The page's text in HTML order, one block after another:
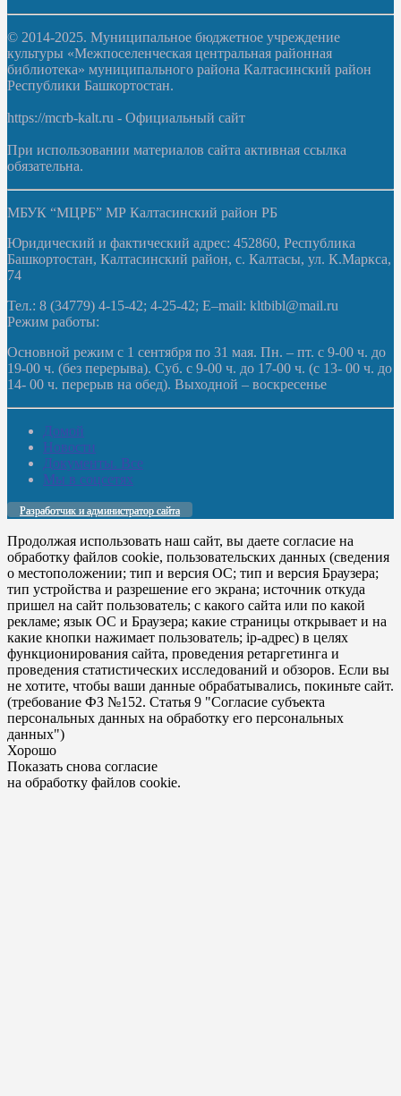
© 2014-2025. Муниципальное бюджетное учреждение
культуры «Межпоселенческая центральная районная
библиотека» муниципального района Калтасинский район
Республики Башкортостан.
https://mcrb-kalt.ru - Официальный сайт
При использовании материалов сайта активная ссылка
обязательна.
МБУК “МЦРБ” МР Калтасинский район РБ
Юридический и фактический адрес: 452860, Республика
Башкортостан, Калтасинский район, с. Калтасы, ул. К.Маркса,
74
Тел.: 8 (34779) 4-15-42; 4-25-42; E–mail: kltbibl@mail.ru
Режим работы:
Основной режим с 1 сентября по 31 мая. Пн. – пт. с 9-00 ч. до
19-00 ч. (без перерыва). Суб. с 9-00 ч. до 17-00 ч. (с 13- 00 ч. до
14- 00 ч. перерыв на обед). Выходной – воскресенье
Домой
Новости
Документы. Все
Мы в соцсетях
Разработчик и администратор сайта
Продолжая использовать наш сайт, вы даете согласие на
обработку файлов cookie, пользовательских данных (сведения
о местоположении; тип и версия ОС; тип и версия Браузера;
тип устройства и разрешение его экрана; источник откуда
пришел на сайт пользователь; с какого сайта или по какой
рекламе; язык ОС и Браузера; какие страницы открывает и на
какие кнопки нажимает пользователь; ip-адрес) в целях
функционирования сайта, проведения ретаргетинга и
проведения статистических исследований и обзоров. Если вы
не хотите, чтобы ваши данные обрабатывались, покиньте сайт.
(требование ФЗ №152. Статья 9 "Согласие субъекта
персональных данных на обработку его персональных
данных")
Хорошо
Показать снова согласие
на обработку файлов cookie.